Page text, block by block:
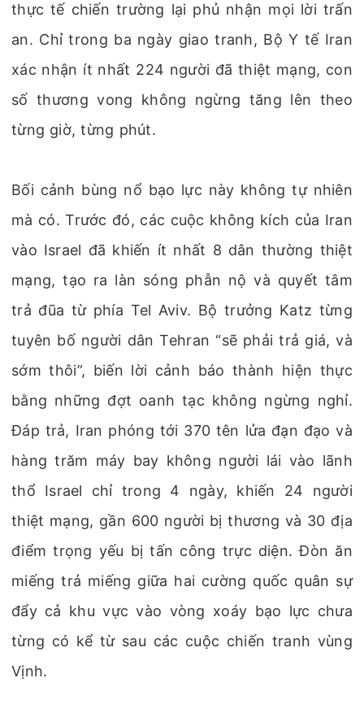
thực tế chiến trường lại phủ nhận mọi lời trấn
an. Chỉ trong ba ngày giao tranh, Bộ Y tế Iran
xác nhận ít nhất 224 người đã thiệt mạng, con
số thương vong không ngừng tăng lên theo
từng giờ, từng phút.
Bối cảnh bùng nổ bạo lực này không tự nhiên
mà có. Trước đó, các cuộc không kích của Iran
vào Israel đã khiến ít nhất 8 dân thường thiệt
mạng, tạo ra làn sóng phẫn nộ và quyết tâm
trả đũa từ phía Tel Aviv. Bộ trưởng Katz từng
tuyên bố người dân Tehran “sẽ phải trả giá, và
sớm thôi”, biến lời cảnh báo thành hiện thực
bằng những đợt oanh tạc không ngừng nghỉ.
Đáp trả, Iran phóng tới 370 tên lửa đạn đạo và
hàng trăm máy bay không người lái vào lãnh
thổ Israel chỉ trong 4 ngày, khiến 24 người
thiệt mạng, gần 600 người bị thương và 30 địa
điểm trọng yếu bị tấn công trực diện. Đòn ăn
miếng trả miếng giữa hai cường quốc quân sự
đẩy cả khu vực vào vòng xoáy bạo lực chưa
từng có kể từ sau các cuộc chiến tranh vùng
Vịnh.